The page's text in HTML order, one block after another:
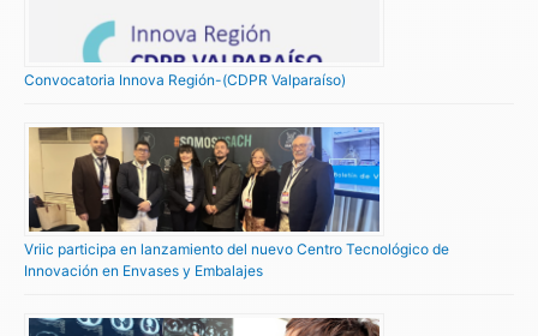
Convocatoria Innova Región-(CDPR Valparaíso)
Vriic participa en lanzamiento del nuevo Centro Tecnológico de
Innovación en Envases y Embalajes